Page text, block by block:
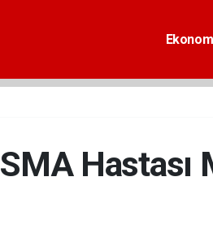
SMA Hastası